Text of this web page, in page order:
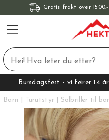
Gratis frakt over 1500,-
Bursdagsfest - vi feirer 14
Barn Turutstyr Solbriller til